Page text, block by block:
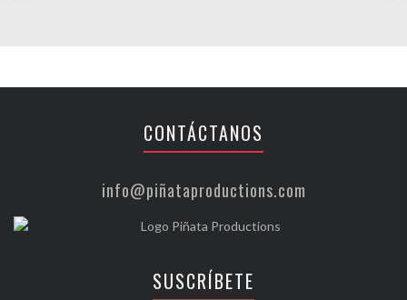
CONTÁCTANOS
info@piñataproductions.com
SUSCRÍBETE